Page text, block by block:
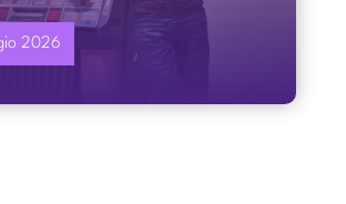
2026